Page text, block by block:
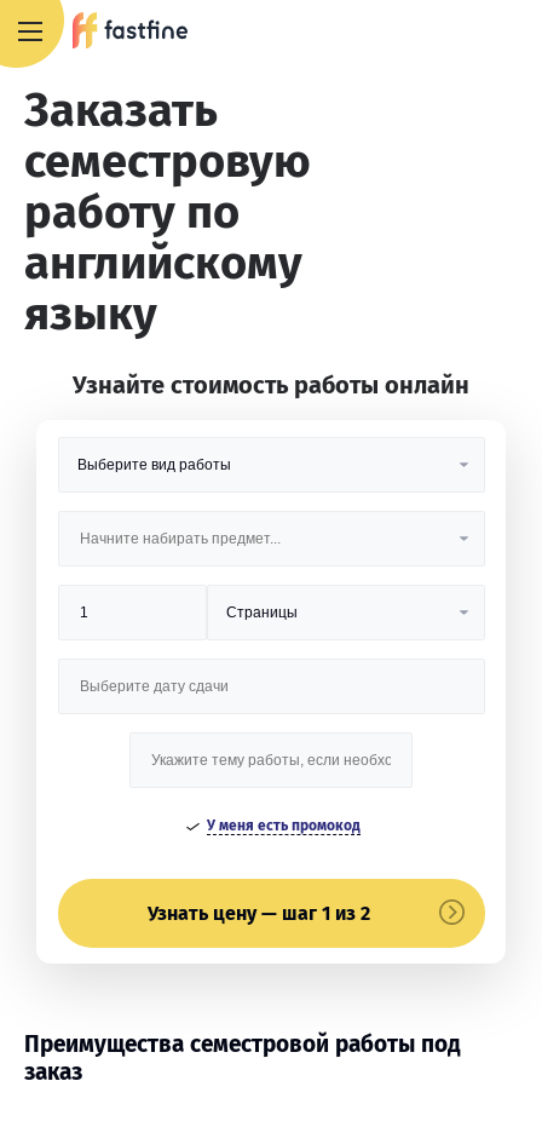
Заказать
семестровую
работу по
английскому
языку
Узнайте стоимость работы онлайн
У меня есть промокод
Узнать цену — шаг 1 из 2
Преимущества семестровой работы под
заказ